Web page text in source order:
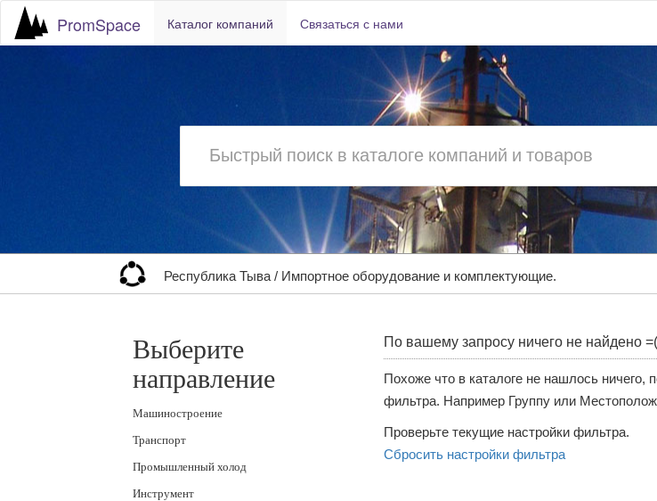
PromSpace Каталог компаний Связаться с нами
Республика Тыва/ Импортное оборудование и комплектующие.
Выберите
направление
Машиностроение
Транспорт
Промышленный холод
Инструмент
По вашему запросу ничего не найдено =(
Похоже что в каталоге не нашлось ничего,
фильтра. Например Группу или
Проверьте текущие настройки фильтра.
Сбросить настройки фильтра